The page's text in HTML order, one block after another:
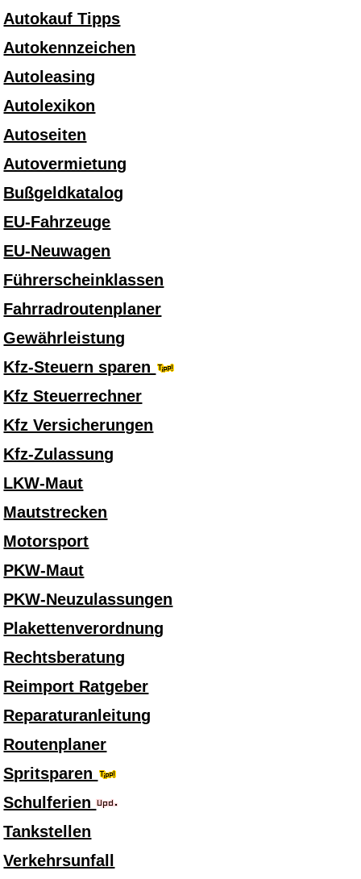
Autokauf Tipps
Autokennzeichen
Autoleasing
Autolexikon
Autoseiten
Autovermietung
Bußgeldkatalog
EU-Fahrzeuge
EU-Neuwagen
Führerscheinklassen
Fahrradroutenplaner
Gewährleistung
Kfz-Steuern sparen
Kfz Steuerrechner
Kfz Versicherungen
Kfz-Zulassung
LKW-Maut
Mautstrecken
Motorsport
PKW-Maut
PKW-Neuzulassungen
Plakettenverordnung
Rechtsberatung
Reimport Ratgeber
Reparaturanleitung
Routenplaner
Spritsparen
Schulferien
Tankstellen
Verkehrsunfall